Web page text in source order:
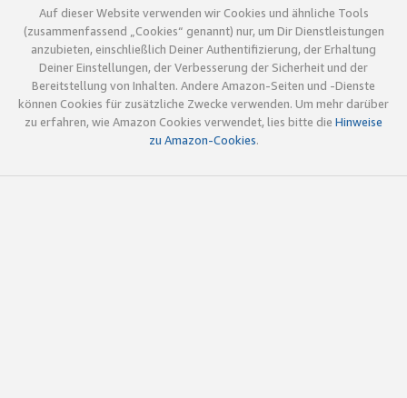
Auf dieser Website verwenden wir Cookies und ähnliche Tools
(zusammenfassend „Cookies“ genannt) nur, um Dir Dienstleistungen
anzubieten, einschließlich Deiner Authentifizierung, der Erhaltung
Deiner Einstellungen, der Verbesserung der Sicherheit und der
Bereitstellung von Inhalten. Andere Amazon-Seiten und -Dienste
können Cookies für zusätzliche Zwecke verwenden. Um mehr darüber
zu erfahren, wie Amazon Cookies verwendet, lies bitte die Hinweise
zu Amazon-Cookies.